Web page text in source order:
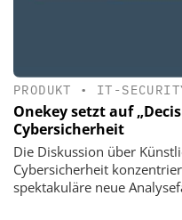
PRODUKT • IT-
Onekey setzt auf
Cybersicherheit
Die Diskussion über
Cybersicherheit
spektakuläre neue